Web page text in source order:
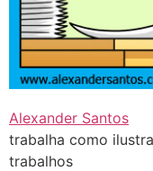
Alexander Santos
trabalha como
trabalhos